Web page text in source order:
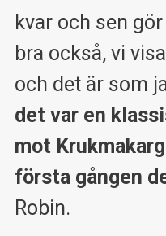
kvar och sen
bra också, vi
och det är som
det var en
mot
första gången
Robin.